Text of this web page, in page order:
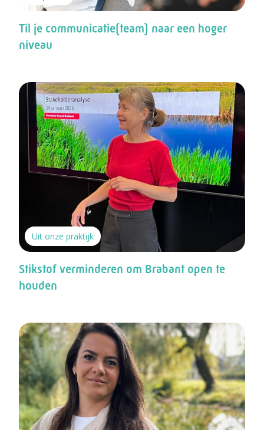
Til je communicatie(team) naar een hoger
niveau
Uit onze praktijk
Stikstof verminderen om Brabant open te
houden